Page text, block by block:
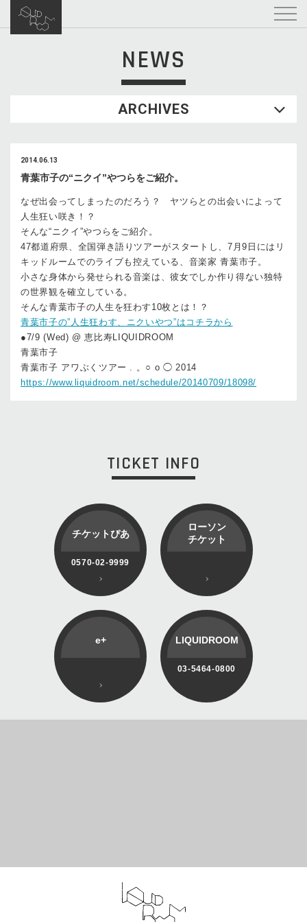
NEWS
ARCHIVES
2014.06.13
青葉市子の“ニクイ”やつらをご紹介。
なぜ出会ってしまったのだろう？ ヤツらとの出会いによって
人生狂い咲き！？
そんな“ニクイ”やつらをご紹介。
47都道府県、全国弾き語りツアーがスタートし、7月9日にはリ
キッドルームでのライブも控えている、音楽家 青葉市子。
小さな身体から発せられる音楽は、彼女でしか作り得ない独特
の世界観を確立している。
そんな青葉市子の人生を狂わす10枚とは！？
青葉市子の”人生狂わす、ニクいやつ”はコチラから
●7/9 (Wed) @ 恵比寿LIQUIDROOM
青葉市子
青葉市子 アワぶくツアー . 。○ o ◯ 2014
https://www.liquidroom.net/schedule/20140709/18098/
TICKET INFO
チケットぴあ
0570-02-9999
ローソン
チケット
e+ LIQUIDROOM
03-5464-0800